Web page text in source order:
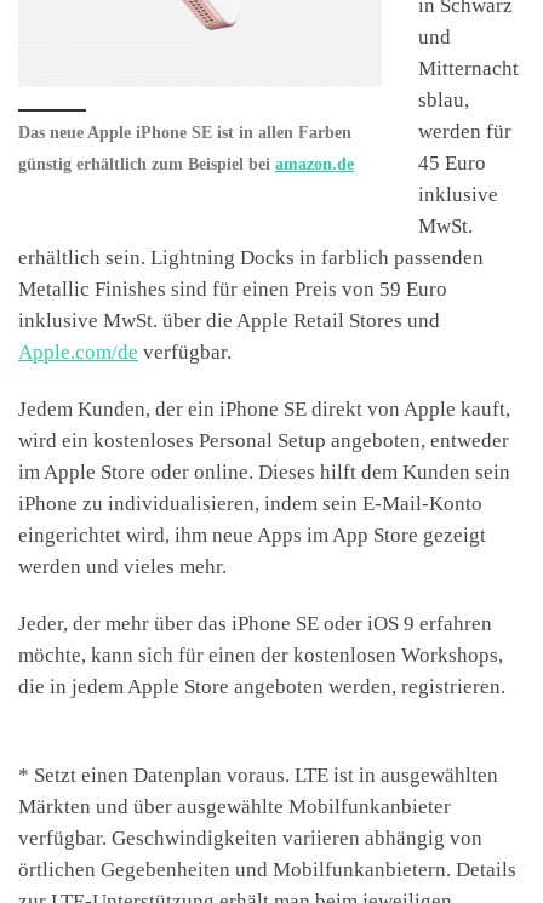
Das neue Apple iPhone SE ist in allen Farben
günstig erhältlich zum Beispiel bei amazon.de
in Schwarz
und
Mitternacht
sblau,
werden für
45 Euro
inklusive
MwSt.
erhältlich sein. Lightning Docks in farblich passenden
Metallic Finishes sind für einen Preis von 59 Euro
inklusive MwSt. über die Apple Retail Stores und
Apple.com/de verfügbar.
Jedem Kunden, der ein iPhone SE direkt von Apple kauft,
wird ein kostenloses Personal Setup angeboten, entweder
im Apple Store oder online. Dieses hilft dem Kunden sein
iPhone zu individualisieren, indem sein E-Mail-Konto
eingerichtet wird, ihm neue Apps im App Store gezeigt
werden und vieles mehr.
Jeder, der mehr über das iPhone SE oder iOS 9 erfahren
möchte, kann sich für einen der kostenlosen Workshops,
die in jedem Apple Store angeboten werden, registrieren.
* Setzt einen Datenplan voraus. LTE ist in ausgewählten
Märkten und über ausgewählte Mobilfunkanbieter
verfügbar. Geschwindigkeiten variieren abhängig von
örtlichen Gegebenheiten und Mobilfunkanbietern. Details